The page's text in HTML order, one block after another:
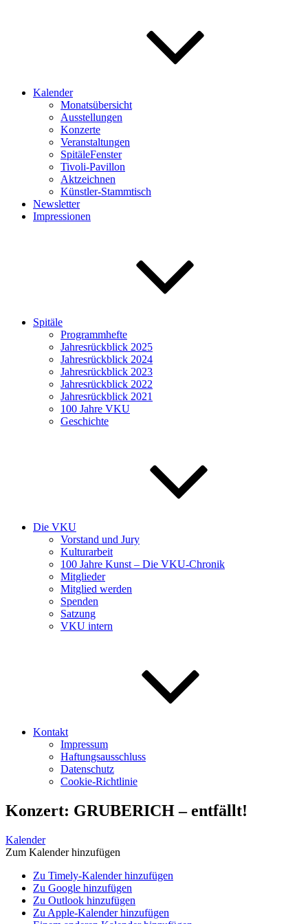
Kalender
Monatsübersicht
Ausstellungen
Konzerte
Veranstaltungen
SpitäleFenster
Tivoli-Pavillon
Aktzeichnen
Künstler-Stammtisch
Newsletter
Impressionen
Spitäle
Programmhefte
Jahresrückblick 2025
Jahresrückblick 2024
Jahresrückblick 2023
Jahresrückblick 2022
Jahresrückblick 2021
100 Jahre VKU
Geschichte
Die VKU
Vorstand und Jury
Kulturarbeit
100 Jahre Kunst – Die VKU-Chronik
Mitglieder
Mitglied werden
Spenden
Satzung
VKU intern
Kontakt
Impressum
Haftungsausschluss
Datenschutz
Cookie-Richtlinie
Konzert: GRUBERICH – entfällt!
Kalender
Zum Kalender hinzufügen
Zu Timely-Kalender hinzufügen
Zu Google hinzufügen
Zu Outlook hinzufügen
Zu Apple-Kalender hinzufügen